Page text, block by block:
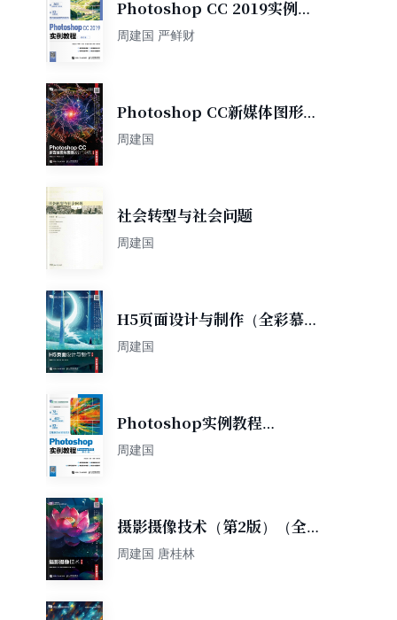
Photoshop CC 2019实例教
程（电子活页全彩微课版）
周建国 严鲜财
Photoshop CC新媒体图形图
像设计与制作（全彩慕课版）
周建国
社会转型与社会问题
周建国
H5页面设计与制作（全彩慕课
版）（第2版）
周建国
Photoshop实例教程
（Photoshop 2022）（电子
周建国
摄影摄像技术（第2版）（全
彩慕课版）
周建国 唐桂林